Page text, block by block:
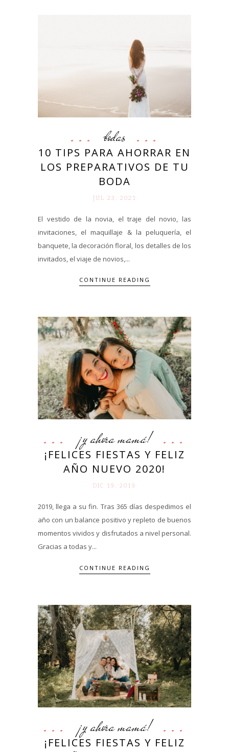
bodas
10 TIPS PARA AHORRAR EN
LOS PREPARATIVOS DE TU
BODA
JUL 23. 2021
El vestido de la novia, el traje del novio, las
invitaciones, el maquillaje & la peluquería, el
banquete, la decoración floral, los detalles de los
invitados, el viaje de novios,...
CONTINUE READING
¡y ahora mamá!
¡FELICES FIESTAS Y FELIZ
AÑO NUEVO 2020!
DIC 19. 2019
2019, llega a su fin. Tras 365 días despedimos el
año con un balance positivo y repleto de buenos
momentos vividos y disfrutados a nivel personal.
Gracias a todas y...
CONTINUE READING
¡y ahora mamá!
¡FELICES FIESTAS Y FELIZ